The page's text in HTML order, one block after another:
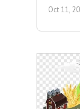
Oct 11,